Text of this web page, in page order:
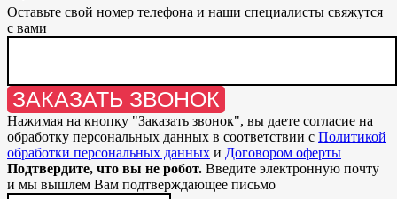
Оставьте свой номер телефона и наши специалисты свяжутся
с вами
ЗАКАЗАТЬ ЗВОНОК
Нажимая на кнопку "Заказать звонок", вы даете согласие на
обработку персональных данных в соответствии с Политикой
обработки персональных данных и Договором оферты
Подтвердите, что вы не робот. Введите электронную почту
и мы вышлем Вам подтверждающее письмо